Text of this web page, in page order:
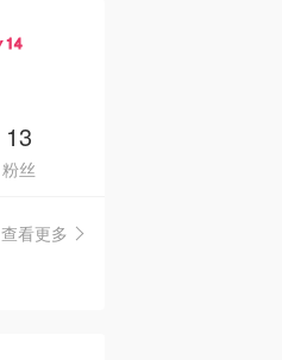
🇦🇺
🇳🇿新西兰
14
13
粉丝
查看更多